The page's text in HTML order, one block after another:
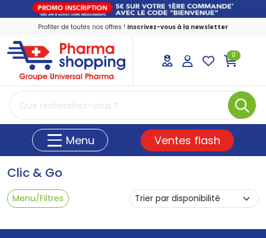
Profiter de toutes nos offres ! Inscrivez-vous à la newsletter
PharmaShopping Votre pharmacie en
0
Menu Ventes flash
Clic & Go
Menu/Filtres